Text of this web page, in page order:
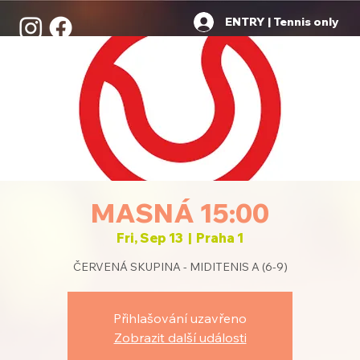
ENTRY | Tennis only
MASNÁ 15:00
Fri, Sep 13
  |
Praha 1
ČERVENÁ SKUPINA - MIDITENIS A (6-9)
Přihlašování uzavřeno
Zobrazit další události